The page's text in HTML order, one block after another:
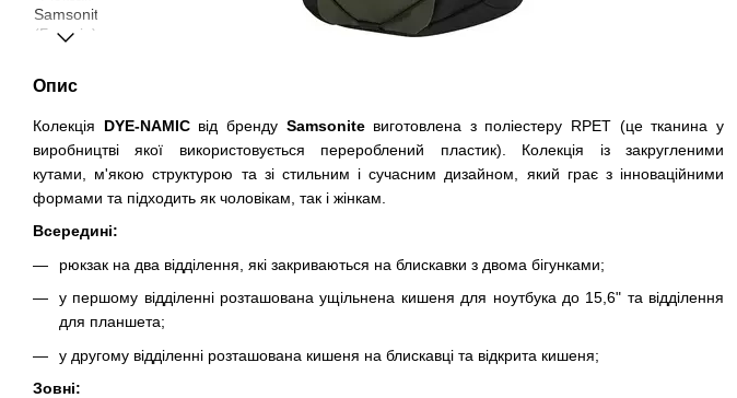
Опис
Колекція DYE-NAMIC від бренду Samsoniteвиготовлена з поліестеру RPET (це тканина у
виробництві якої використовується перероблений пластик). Колекція із закругленими
кутами, м'якою структурою та зі стильним і сучасним дизайном, який грає з інноваційними
формами та підходить як чоловікам, так і жінкам.
Всередині:
рюкзак на два відділення, які закриваються на блискавки з двома бігунками;
у першому відділенні розташована ущільнена кишеня для ноутбука до 15,6" та відділення
для планшета;
у другому відділенні розташована кишеня на блискавці та відкрита кишеня;
Зовні: